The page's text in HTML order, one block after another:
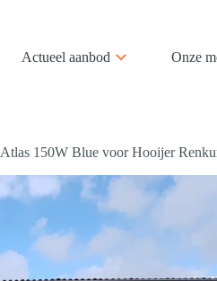
Actueel aanbod Onze
Atlas 150W Blue voor Hooijer